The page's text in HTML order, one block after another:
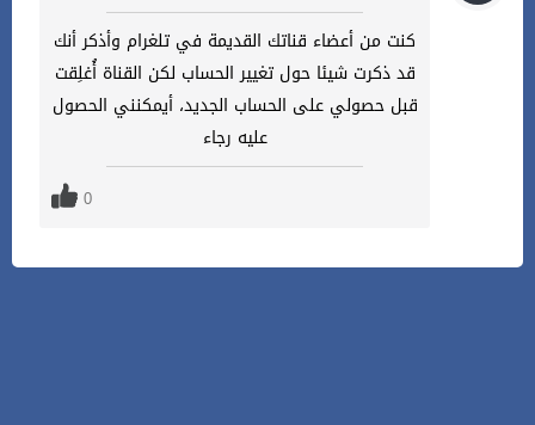
كنت من أعضاء قناتك القديمة في تلغرام وأذكر أنك
قد ذكرت شيئا حول تغيير الحساب لكن القناة أُغلِقت
قبل حصولي على الحساب الجديد، أيمكنني الحصول
عليه رجاء
0